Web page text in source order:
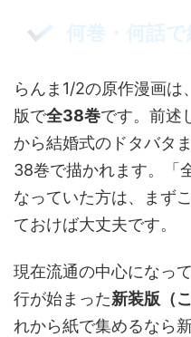
何巻・何話で
らんま1/2の原作漫画は
版で全38巻です。前述
から結婚式のドタバタ
38巻で描かれます。「
なっていた方は、まず
ておけば大丈夫です。
現在流通の中心になっ
行が始まった新装版（
れから紙で集めるなら